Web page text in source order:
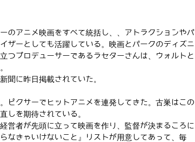
のアニメ映画をすべて統括し、、アトラクションやパ
ザーとしても活躍している。映画とパークのディズニ
つプロデューサーであるラセターさんは、ウォルトと
聞に昨日掲載されていた。
ピクサーでヒットアニメを連発してきた。古巣はこの
しを期待されている。
営者が先頭に立って映画を作り、監督が決まるころに
なきゃいけないこと』リストが用意してあって、毎